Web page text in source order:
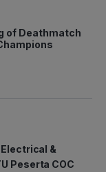
of Deathmatch
&
Peserta COC